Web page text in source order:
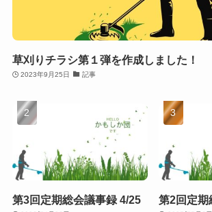
草刈りチラシ第１弾を作成しました！
2023年9月25日 記事
第3回定期総会議事録 4/25 第2回定期